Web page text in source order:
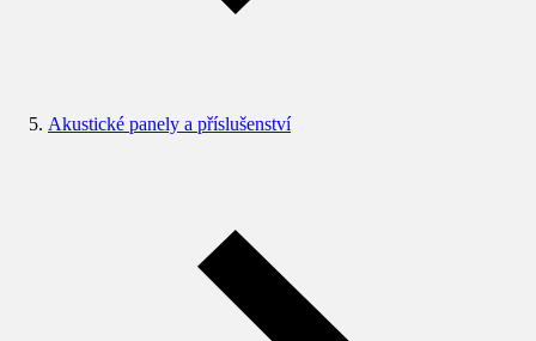
Akustické panely a příslušenství